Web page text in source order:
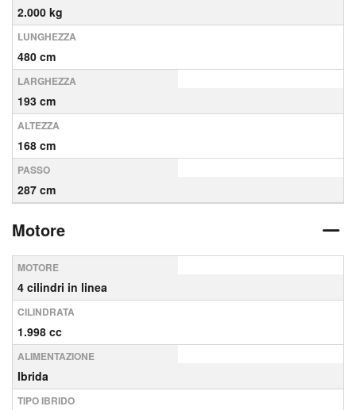
2.000 kg
LUNGHEZZA
480 cm
LARGHEZZA
193 cm
ALTEZZA
168 cm
PASSO
287 cm
Motore
MOTORE
4 cilindri in linea
CILINDRATA
1.998 cc
ALIMENTAZIONE
Ibrida
TIPO IBRIDO